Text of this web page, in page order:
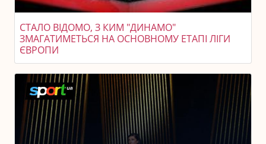
СТАЛО ВІДОМО, З КИМ "ДИНАМО"
ЗМАГАТИМЕТЬСЯ НА ОСНОВНОМУ ЕТАПІ ЛІГИ
ЄВРОПИ